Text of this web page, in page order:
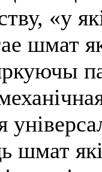
«у
шмат
шмат